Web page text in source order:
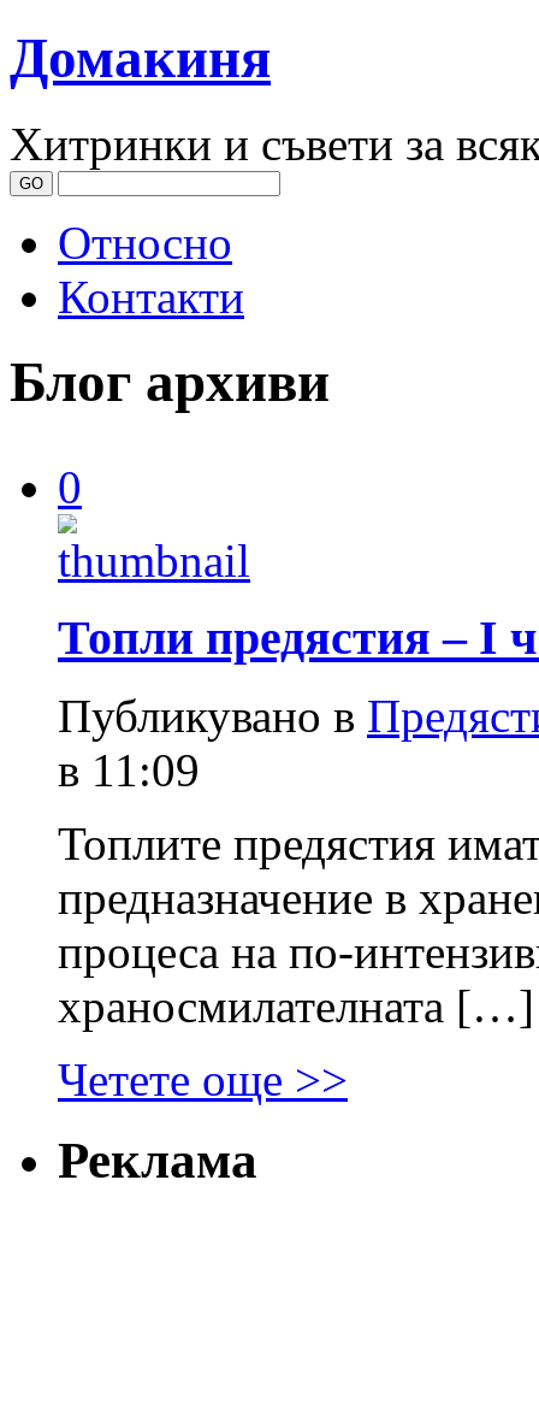
Домакиня
Хитринки и съвети за
Относно
Контакти
Блог архиви
0
Топли предястия – I
Публикувано в
в 11:09
Топлите предястия
предназначение в
процеса на по-
храносмилателната […]
Четете още >>
Реклама